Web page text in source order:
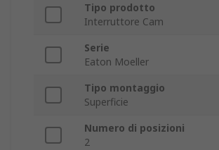
Tipo prodotto
Interruttore Cam
Serie
Eaton Moeller
Tipo montaggio
Superficie
Numero di posizioni
2